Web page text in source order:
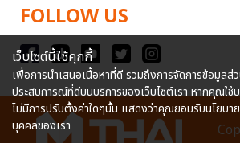
FOLLOW US
เว็บไซต์นี้ใช้คุกกี้
เพื่อการนำเสนอเนื้อหาที่ดี รวมถึงการจัดการข้อมูล
ประสบการณ์ที่ดีบนบริการของเว็บไซต์เรา หากคุณใช้
ไม่มีการปรับตั้งค่าใดๆนั้น แสดงว่าคุณยอมรับนโยบา
บุคคลของเรา